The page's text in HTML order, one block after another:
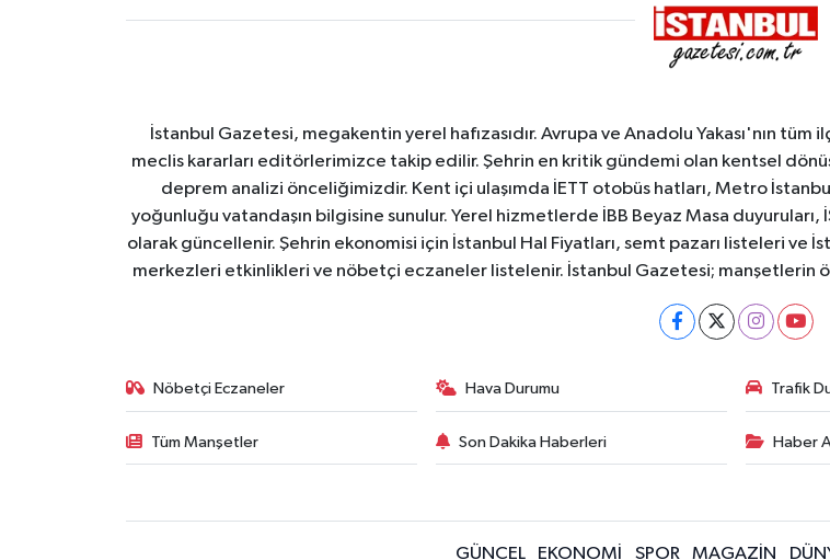
İstanbul Gazetesi, megakentin yerel hafızasıdır. Avrupa ve Anadolu Yakası'nın
meclis kararları editörlerimizce takip edilir. Şehrin en kritik gündemi olan kentsel
deprem analizi önceliğimizdir. Kent içi ulaşımda İETT otobüs hatları, Metro
yoğunluğu vatandaşın bilgisine sunulur. Yerel hizmetlerde İBB Beyaz Masa duyuruları,
olarak güncellenir. Şehrin ekonomisi için İstanbul Hal Fiyatları, semt pazarı listeleri ve
merkezleri etkinlikleri ve nöbetçi eczaneler listelenir. İstanbul Gazetesi; manşetlerin
Nöbetçi Eczaneler Hava Durumu Trafik
Tüm Manşetler Son Dakika Haberleri Haber
GÜNCEL EKONOMİ SPOR MAGAZİN